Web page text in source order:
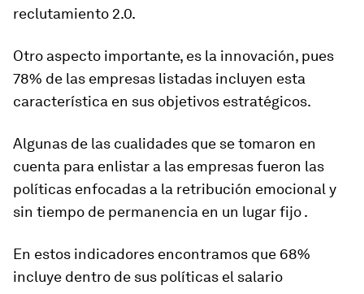
reclutamiento 2.0.
Otro aspecto importante, es la innovación, pues
78% de las empresas listadas incluyen esta
característica en sus objetivos estratégicos.
Algunas de las cualidades que se tomaron en
cuenta para enlistar a las empresas fueron las
políticas enfocadas a la retribución emocional y
sin tiempo de permanencia en un lugar fijo .
En estos indicadores encontramos que 68%
incluye dentro de sus políticas el salario